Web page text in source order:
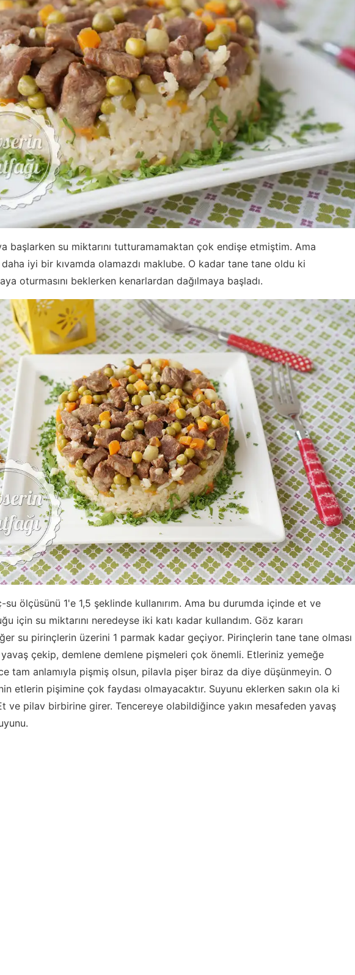
başlarken su miktarını tutturamamaktan çok endişe etmiştim. Ama
daha iyi bir kıvamda olamazdı maklube. O kadar tane tane oldu ki
oturmasını beklerken kenarlardan dağılmaya başladı.
ölçüsünü 1'e 1,5 şeklinde kullanırım. Ama bu durumda içinde et ve
için su miktarını neredeyse iki katı kadar kullandım. Göz kararı
su pirinçlerin üzerini 1 parmak kadar geçiyor. Pirinçlerin tane tane olması
çekip, demlene demlene pişmeleri çok önemli. Etleriniz yemeğe
tam anlamıyla pişmiş olsun, pilavla pişer biraz da diye düşünmeyin. O
etlerin pişimine çok faydası olmayacaktır. Suyunu eklerken sakın ola ki
ve pilav birbirine girer. Tencereye olabildiğince yakın mesafeden yavaş